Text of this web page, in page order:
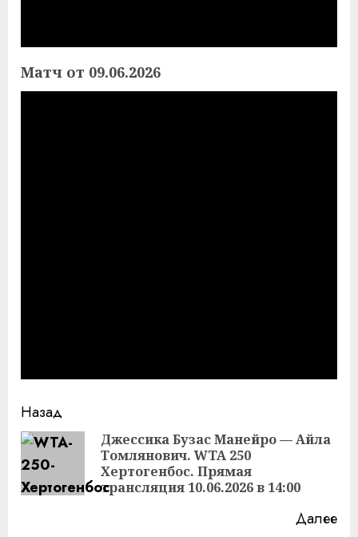
Матч от 09.06.2026
Продолжить
чтение
Назад
Джессика Бузас Манейро — Айла
Томлянович. WTA 250
Хертогенбос. Прямая
трансляция 10.06.2026 в 14:00
Далее